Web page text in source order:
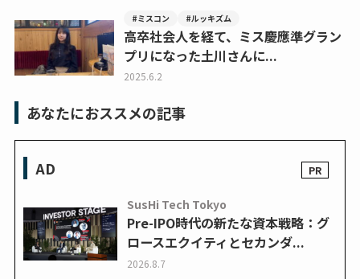
#ミスコン #ルッキズム
高卒社会人を経て、ミス慶應準グラン
プリになった土川さんに...
2025.6.2
あなたにおススメの記事
AD
SusHi Tech Tokyo
Pre-IPO時代の新たな資本戦略：グ
ロースエクイティとセカンダ...
2026.8.7